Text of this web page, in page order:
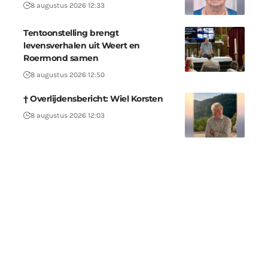
8 augustus 2026 12:33
Tentoonstelling brengt
levensverhalen uit Weert en
Roermond samen
8 augustus 2026 12:50
† Overlijdensbericht: Wiel Korsten
8 augustus 2026 12:03